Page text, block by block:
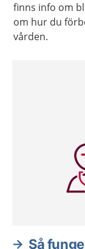
finns info om
om hur du
vården.
Så